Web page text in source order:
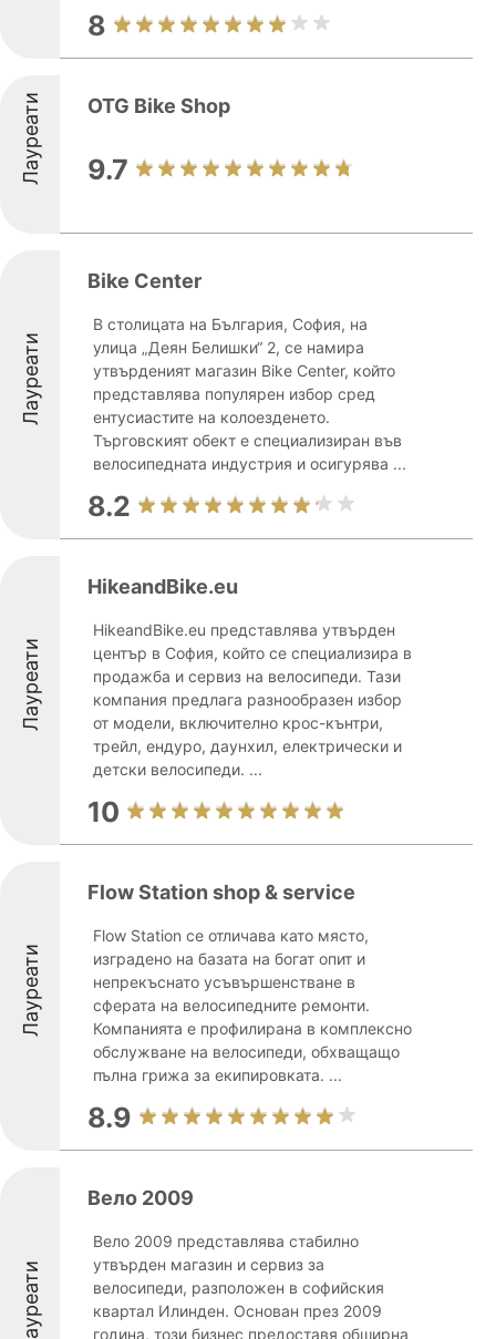
8
Лауреати OTG Bike Shop
9.7
Лауреати
Bike Center
В столицата на България, София, на
улица „Деян Белишки“ 2, се намира
утвърденият магазин Bike Center, който
представлява популярен избор сред
ентусиастите на колоезденето.
Търговският обект е специализиран във
велосипедната индустрия и осигурява ...
8.2
Лауреати
HikeandBike.eu
HikeandBike.eu представлява утвърден
център в София, който се специализира в
продажба и сервиз на велосипеди. Тази
компания предлага разнообразен избор
от модели, включително крос-кънтри,
трейл, ендуро, даунхил, електрически и
детски велосипеди. ...
10
Лауреати
Flow Station shop & service
Flow Station се отличава като място,
изградено на базата на богат опит и
непрекъснато усъвършенстване в
сферата на велосипедните ремонти.
Компанията е профилирана в комплексно
обслужване на велосипеди, обхващащо
пълна грижа за екипировката. ...
8.9
Лауреати
Вело 2009
Вело 2009 представлява стабилно
утвърден магазин и сервиз за
велосипеди, разположен в софийския
квартал Илинден. Основан през 2009
година, този бизнес предоставя обширна